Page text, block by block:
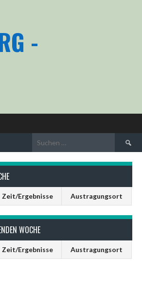
-
Suchen
nach:
Zeit/Ergebnisse Austragungsort
WOCHE
Zeit/Ergebnisse Austragungsort